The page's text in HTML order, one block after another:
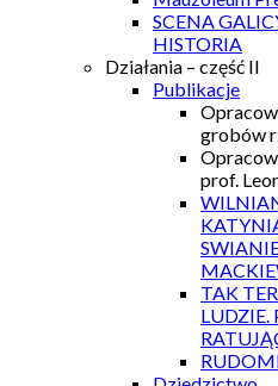
SCENA
HISTORIA
Działania – część II
Publikacje
grobów
prof.
TAK
LUDZIE.